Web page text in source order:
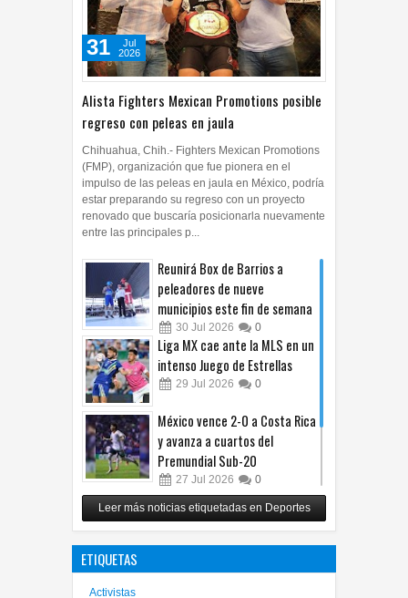
Alista Fighters Mexican Promotions posible
regreso con peleas en jaula
31
Jul
2026
Chihuahua, Chih.- Fighters Mexican Promotions
(FMP), organización que fue pionera en el
impulso de las peleas en jaula en México, podría
estar preparando su regreso con un proyecto
renovado que buscaría posicionarla nuevamente
entre las principales p...
Reunirá Box de Barrios a
peleadores de nueve
municipios este fin de semana
30 Jul 2026 0
Liga MX cae ante la MLS en un
intenso Juego de Estrellas
29 Jul 2026 0
México vence 2-0 a Costa Rica
y avanza a cuartos del
Premundial Sub-20
27 Jul 2026 0
Cruz Azul arrolla a Toluca y
gana su cuarto trofeo de
Leer más noticias etiquetadas en Deportes
ETIQUETAS
Activistas